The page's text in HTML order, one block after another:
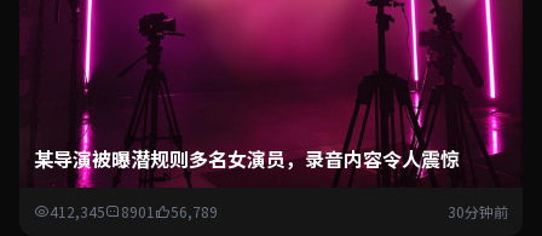
某导演被曝潜规则多名女演员，录音内容令人震惊
412,345 8901 56,789 30分钟前